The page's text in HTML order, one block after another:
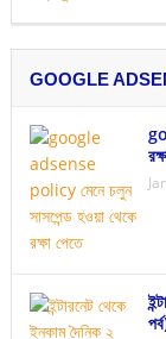
GOOGLE